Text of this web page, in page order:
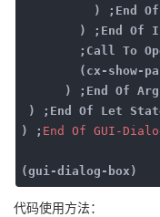
) ;End Of Let
) ;End Of
;Call To Open
(cx-show-
) ;End Of Args
) ;End Of Let
) ; End Of GUI-
(gui-dialog-box)
代码使用方法：